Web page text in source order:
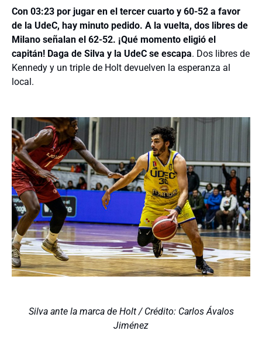
Con 03:23 por jugar en el tercer cuarto y 60-52 a favor
de la UdeC, hay minuto pedido. A la vuelta, dos libres de
Milano señalan el 62-52. ¡Qué momento eligió el
capitán! Daga de Silva y la UdeC se escapa. Dos libres de
Kennedy y un triple de Holt devuelven la esperanza al
local.
Silva ante la marca de Holt / Crédito: Carlos Ávalos
Jiménez